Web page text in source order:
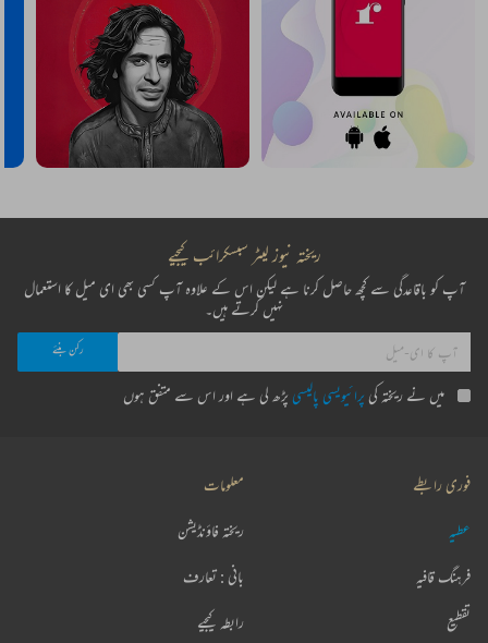
ریختہ نیوز لیٹر سبسکرائب کیجیے
آپ کو باقاعدگی سے کچھ حاصل کرنا ہے لیکن اس کے علاوہ آپ کسی بھی ای میل کا استعمال
نہیں کرتے ہیں۔
میں نے ریختہ کی پرائیویسی پالیسی پڑھ لی ہے اور اس سے متفق ہوں
فوری رابطے
عطیہ
فرہنگ قافیہ
تقطیع
معلومات
ریختہ فاؤنڈیشن
بانی : تعارف
رابطہ کیجیے